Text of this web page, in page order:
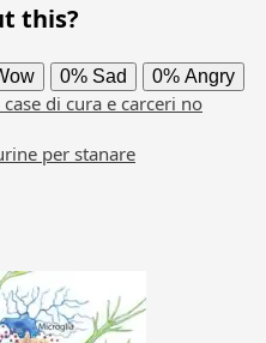
this?
0% Sad 0% Angry
di cura e carceri no
per stanare